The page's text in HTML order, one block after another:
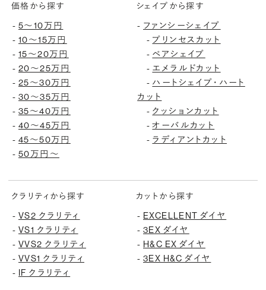
価格から探す
- 5〜10万円
- 10〜15万円
- 15〜20万円
- 20〜25万円
- 25〜30万円
- 30〜35万円
- 35〜40万円
- 40〜45万円
- 45〜50万円
- 50万円〜
シェイプから探す
- ファンシーシェイプ
- プリンセスカット
- ペアシェイプ
- エメラルドカット
- ハートシェイプ・ハート
カット
- クッションカット
-オーバルカット
- ラディアントカット
クラリティから探す
- VS2 クラリティ
- VS1 クラリティ
- VVS2 クラリティ
- VVS1 クラリティ
- IF クラリティ
カットから探す
- EXCELLENT ダイヤ
- 3EX ダイヤ
- H&C EX ダイヤ
- 3EX H&C ダイヤ